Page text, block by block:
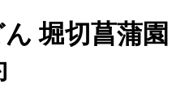
ん 堀切菖蒲園